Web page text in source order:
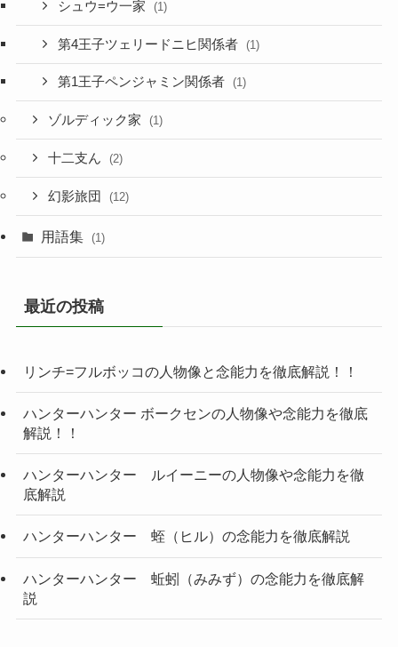
シュウ=ウ一家 (1)
第4王子ツェリードニヒ関係者 (1)
第1王子ペンジャミン関係者 (1)
ゾルディック家 (1)
十二支ん (2)
幻影旅団 (12)
用語集 (1)
最近の投稿
リンチ=フルボッコの人物像と念能力を徹底解説！！
ハンターハンター ボークセンの人物像や念能力を徹底
解説！！
ハンターハンター ルイーニーの人物像や念能力を徹
底解説
ハンターハンター 蛭（ヒル）の念能力を徹底解説
ハンターハンター 蚯蚓（みみず）の念能力を徹底解
説